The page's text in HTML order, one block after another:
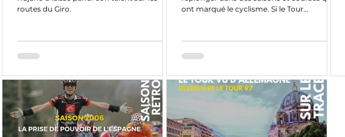
routes du Giro.
ont marqué le cyclisme. Si le Tour